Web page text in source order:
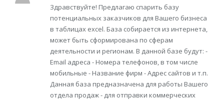
Здравствуйте! Предлагаю спарить базу
потенциальных заказчиков для Вашего бизнеса
в таблицах excel. База собирается из интернета,
может быть сформирована по сферам
деятельности и регионам. В данной базе будут: -
Email адреса - Номера телефонов, в том числе
мобильные - Название фирм - Адрес сайтов и т.п.
Данная база предназначена для работы Вашего
отдела продаж - для отправки коммерческих